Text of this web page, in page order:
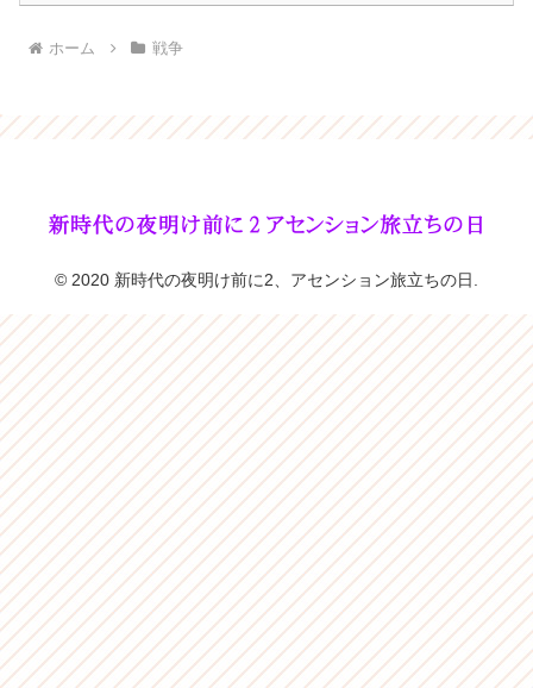
ホーム 戦争
© 2020 新時代の夜明け前に2、アセンション旅立ちの日.